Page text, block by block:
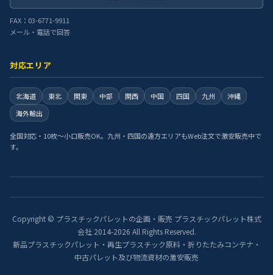
FAX：03-6771-9911
メール・電話で回答
対応エリア
北海道 東北 関東 中部 関西 中国 四国 九州
沖縄
海外輸出
全国対応・10枚〜小口販売OK。九州・四国の遠方エリアもWeb注文で激安販売中で
す。
Copyright © プラスチックパレットの企画・販売 プラスチックパレット株式
会社 2014-2026 All Rights Reserved.
新品プラスチックパレット・再生プラスチック原料・折りたたみコンテナ・
中古パレット及び物流資材の激安販売